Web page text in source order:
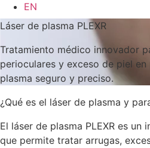
EN
Láser de plasma PLEXR
Tratamiento médico innovador
perioculares y exceso de piel
plasma seguro y preciso.
¿Qué es el láser de plasma y
El láser de plasma PLEXR es un
que permite tratar arrugas,